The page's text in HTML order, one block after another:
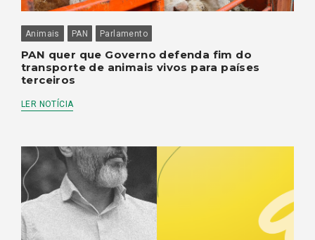
Animais PAN Parlamento
PAN quer que Governo defenda fim do
transporte de animais vivos para países
terceiros
LER NOTÍCIA